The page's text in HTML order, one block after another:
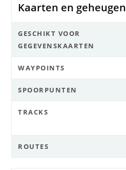
Kaarten en geheugen
GESCHIKT VOOR
GEGEVENSKAARTEN
WAYPOINTS
SPOORPUNTEN
TRACKS
ROUTES